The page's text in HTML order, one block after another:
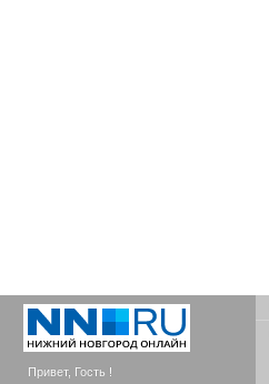
Привет, Гость !